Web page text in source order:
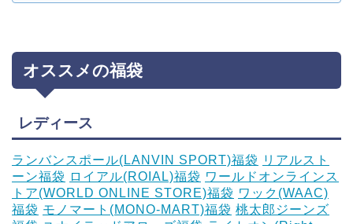
オススメの福袋
レディース
ランバンスポール(LANVIN SPORT)福袋 リアルスト
ーン福袋 ロイアル(ROIAL)福袋 ワールドオンラインス
トア(WORLD ONLINE STORE)福袋 ワック(WAAC)
福袋 モノマート(MONO-MART)福袋 桃太郎ジーンズ